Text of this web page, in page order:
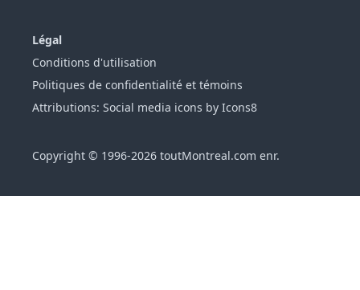
Légal
Conditions d'utilisation
Politiques de confidentialité et témoins
Attributions: Social media icons by Icons8
Copyright © 1996-2026 toutMontreal.com enr.